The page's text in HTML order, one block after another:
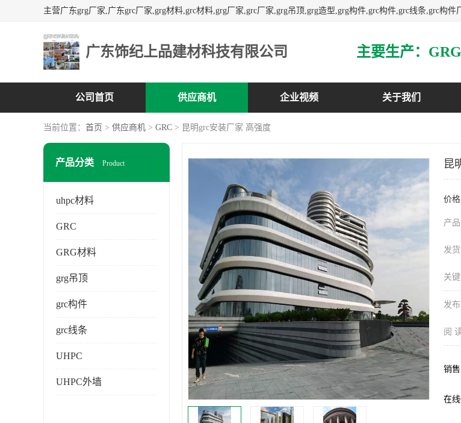
广东饰纪上品建材科技有限公司
公司首页 供应商机 企业视频 关于我们
当前位置： 首页 > 供应商机 > GRC > 昆明grc安装厂家 高强度
产品分类 Product
uhpc材料
GRC
GRG材料
grg吊顶
grc构件
grc线条
UHPC
UHPC外墙
昆
价
产品
发货
关键
发布
阅
销售
在线